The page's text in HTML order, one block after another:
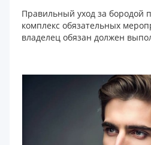
Правильный уход за бородой
комплекс обязательных
владелец обязан должен